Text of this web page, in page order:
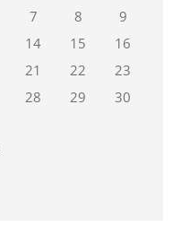
7 8
9
14 15
16
21 22
23
28 29
30